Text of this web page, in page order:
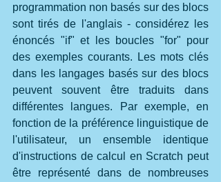
programmation non basés sur des blocs
sont tirés de l'anglais - considérez les
énoncés "if" et les boucles "for" pour
des exemples courants. Les mots clés
dans les langages basés sur des blocs
peuvent souvent être traduits dans
différentes langues. Par exemple, en
fonction de la préférence linguistique de
l'utilisateur, un ensemble identique
d'instructions de calcul en Scratch peut
être représenté dans de nombreuses